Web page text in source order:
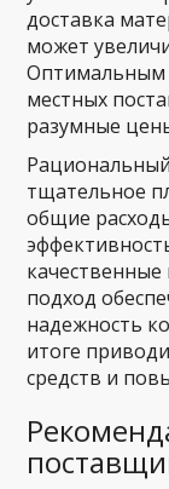
доставка
может
Оптимальным
местных
разумные
тщательное
общие
подход
надежность
итоге
средств и